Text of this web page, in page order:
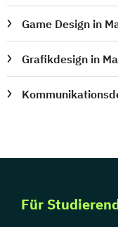
Game Design in
Grafikdesign in
Für